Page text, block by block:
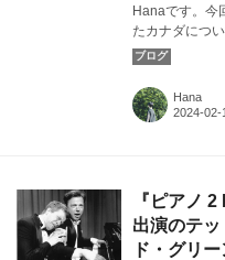
Hanaです。今
たカナダにつ
像：『ピアノ
Hana
『ピアノ
出演のテ
ド・グリ